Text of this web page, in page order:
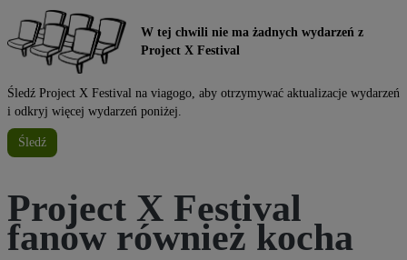
W tej chwili nie ma żadnych wydarzeń z
Project X Festival
Śledź Project X Festival na viagogo, aby otrzymywać aktualizacje wydarzeń
i odkryj więcej wydarzeń poniżej.
Śledź
Project X Festival
fanów również kocha